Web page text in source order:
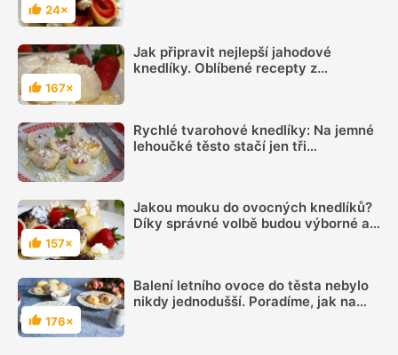
Hodnocení
24×
Hodnocení
167×
Jak připravit nejlepší jahodové
knedlíky. Oblíbené recepty z
Rychlé tvarohové knedlíky: Na jemné
lehoučké těsto stačí jen tři
Hodnocení
157×
Jakou mouku do ovocných knedlíků?
Díky správné volbě budou výborné a
Hodnocení
176×
Balení letního ovoce do těsta nebylo
nikdy jednodušší. Poradíme, jak na